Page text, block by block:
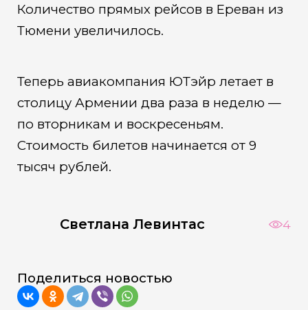
Количество прямых рейсов в Ереван из
Тюмени увеличилось.
Теперь авиакомпания ЮТэйр летает в
столицу Армении два раза в неделю —
по вторникам и воскресеньям.
Стоимость билетов начинается от 9
тысяч рублей.
Светлана Левинтас 4
Поделиться новостью